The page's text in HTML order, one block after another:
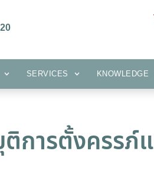
SERVICES KNOWLEDGE
การตั้งครรภ์